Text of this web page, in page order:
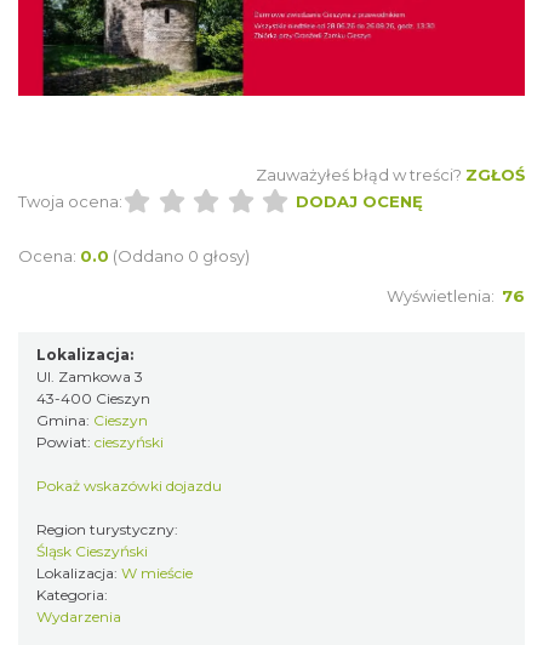
Cieszyn
Cieszyn
0.00 km
Cieszyn
0.00 km
Zauważyłeś błąd w treści? ZGŁOŚ
Twoja ocena:
DODAJ OCENĘ
Ocena: 0.0 (Oddano 0 głosy)
Wyświetlenia: 76
Lokalizacja:
Ul. Zamkowa 3
43-400 Cieszyn
Gmina: Cieszyn
Powiat: cieszyński
Pokaż wskazówki dojazdu
Region turystyczny:
Śląsk Cieszyński
Lokalizacja: W mieście
Kategoria:
Wydarzenia